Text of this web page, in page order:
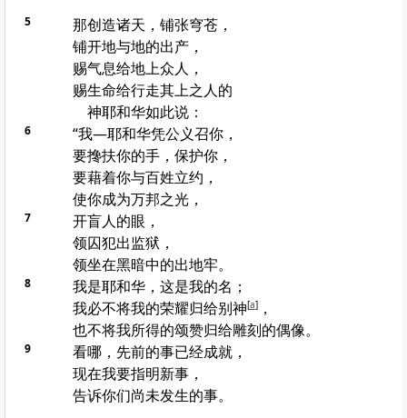
5
那创造诸天，铺张穹苍，
铺开地与地的出产，
赐气息给地上众人，
赐生命给行走其上之人的
神耶和华如此说：
6
“我—耶和华凭公义召你，
要搀扶你的手，保护你，
要藉着你与百姓立约，
使你成为万邦之光，
7
开盲人的眼，
领囚犯出监狱，
领坐在黑暗中的出地牢。
8
我是耶和华，这是我的名；
我必不将我的荣耀归给别神[a]，
也不将我所得的颂赞归给雕刻的偶像。
9
看哪，先前的事已经成就，
现在我要指明新事，
告诉你们尚未发生的事。